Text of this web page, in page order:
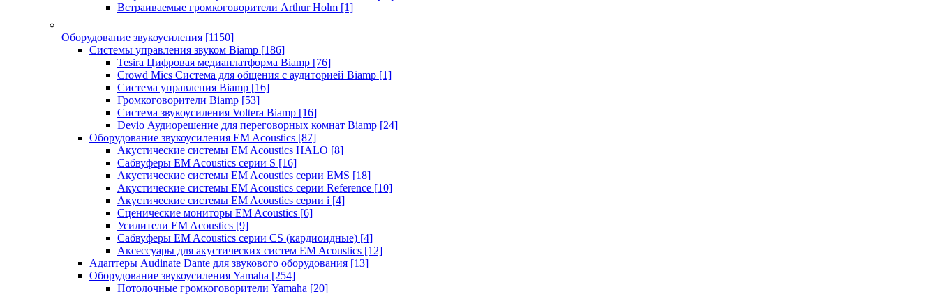
Встраиваемые громкоговорители Arthur Holm [1]
Оборудование звукоусиления [1150]
Системы управления звуком Biamp [186]
Tesira Цифровая медиаплатформа Biamp [76]
Crowd Mics Система для общения с аудиторией Biamp [1]
Система управления Biamp [16]
Громкоговорители Biamp [53]
Система звукоусиления Voltera Biamp [16]
Devio Аудиорешение для переговорных комнат Biamp [24]
Оборудование звукоусиления EM Acoustics [87]
Акустические системы EM Acoustics HALO [8]
Сабвуферы EM Acoustics серии S [16]
Акустические системы EM Acoustics серии EMS [18]
Акустические системы EM Acoustics серии Reference [10]
Акустические системы EM Acoustics серии i [4]
Сценические мониторы EM Acoustics [6]
Усилители EM Acoustics [9]
Сабвуферы EM Acoustics серии CS (кардиоидные) [4]
Аксессуары для акустических систем EM Acoustics [12]
Адаптеры Audinate Dante для звукового оборудования [13]
Оборудование звукоусиления Yamaha [254]
Потолочные громкоговорители Yamaha [20]